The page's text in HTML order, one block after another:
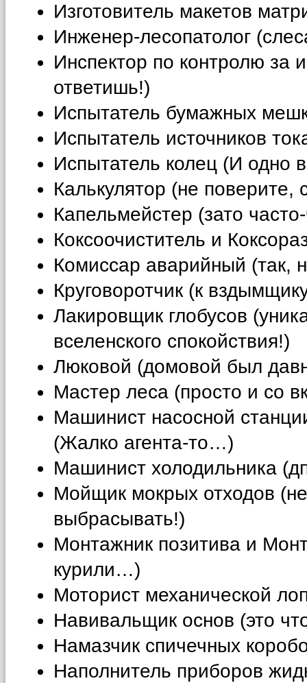
Изготовитель макетов
Инженер-лесопатолог
Инспектор по контролю за
ответишь!)
Испытатель бумажных
Испытатель источников
Испытатель колец (И одно
Калькулятор (не поверите,
Капельмейстер (зато
Коксоочиститель и
Комиссар аварийный (так,
Круговоротчик (к
Лакировщик глобусов
вселенского спокойствия!)
Люковой (домовой был
Мастер леса (просто и со
Машинист насосной
(Жалко агента-то…)
Машинист холодильника
Мойщик мокрых отходов
выбрасывать!)
Монтажник позитива и
курили…)
Моторист механической
Навивальщик основ (это
Намазчик спичечных
Наполнитель приборов